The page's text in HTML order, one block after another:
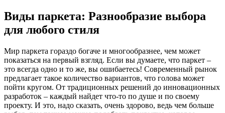
Виды паркета: Разнообразие выбора
для любого стиля
Мир паркета гораздо богаче и многообразнее, чем может
показаться на первый взгляд. Если вы думаете, что паркет –
это всегда одно и то же, вы ошибаетесь! Современный рынок
предлагает такое количество вариантов, что голова может
пойти кругом. От традиционных решений до инновационных
разработок – каждый найдет что-то по душе и по своему
проекту. И это, надо сказать, очень здорово, ведь чем больше